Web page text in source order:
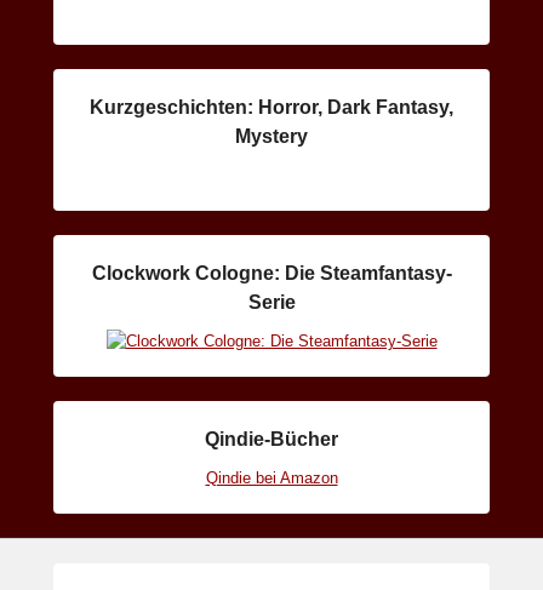
Kurzgeschichten: Horror, Dark Fantasy,
Mystery
Clockwork Cologne: Die Steamfantasy-
Serie
Qindie-Bücher
Qindie bei Amazon